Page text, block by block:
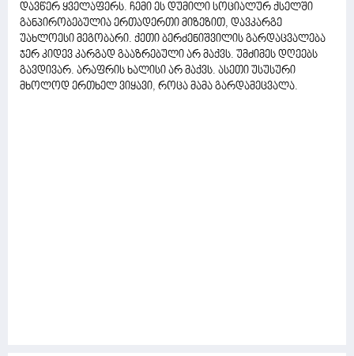
დავწერ ყველაფერს. ჩემი ეს დუმილი სოციალურ ქსელში
განპირობებულია ერთადერთი მიზეზით, დავკარგე
უახლოესი მეგობარი. ქეთი ბერძენიშვილის გარდაცვალება
ჯერ კიდევ კარგად გააზრებული არ მაქვს. უმძიმეს დღეებს
გავდივარ. არაფრის ხალისი არ მაქვს. ასეთი უსუსური
მხოლოდ ერთხელ ვიყავი, როცა მამა გარდამეცვალა.